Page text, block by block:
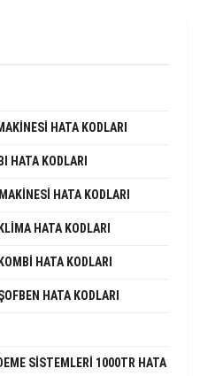
HATA KODLARI
HATA KODLARI
HATA KODLARI
HATA KODLARI
HATA KODLARI
HATA KODLARI
SISTEMLERI 1000TR HATA